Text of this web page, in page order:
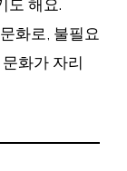
도 해요.
화로, 불필요
문화가 자리